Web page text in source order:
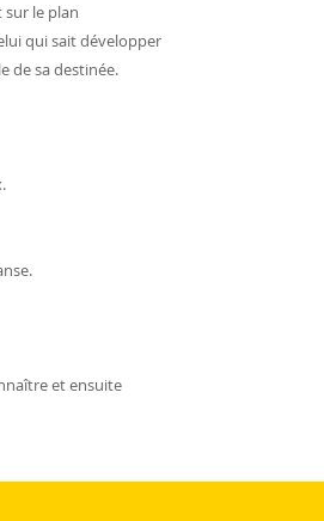
le plan
qui sait développer
de sa destinée.
et ensuite